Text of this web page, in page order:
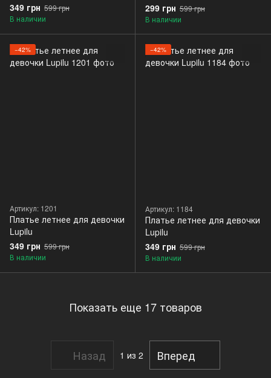
349 грн 599 грн
В наличии
299 грн 599 грн
В наличии
−42%
Артикул: 1201
Платье летнее для девочки
Lupilu
349 грн 599 грн
В наличии
−42%
Артикул: 1184
Платье летнее для девочки
Lupilu
349 грн 599 грн
В наличии
Показать еще 17 товаров
Назад 1 из 2 Вперед